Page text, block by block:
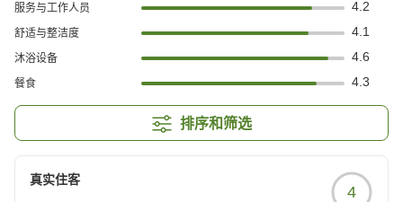
服务与工作人员 4.2
舒适与整洁度 4.1
沐浴设备 4.6
餐食 4.3
排序和筛选
真实住客
4